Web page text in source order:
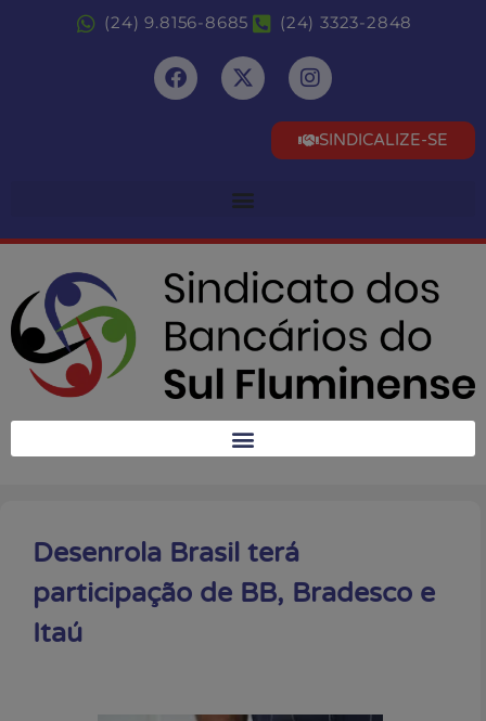
(24) 9.8156-8685 (24) 3323-2848
SINDICALIZE-SE
Desenrola Brasil terá
participação de BB, Bradesco e
Itaú